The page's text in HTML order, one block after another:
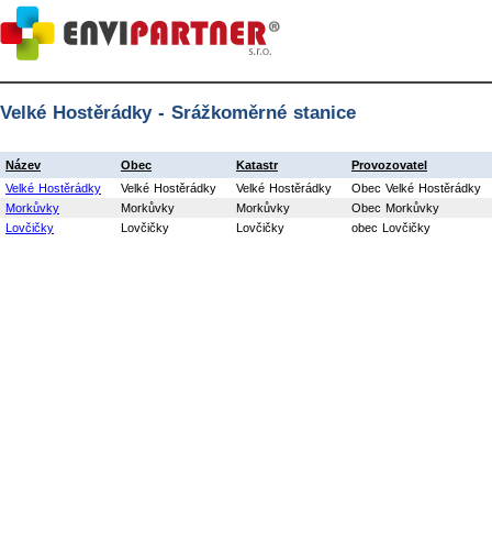
Velké Hostěrádky - Srážkoměrné stanice
Název Obec Katastr
Provozovatel
Velké Hostěrádky
Velké Hostěrádky Velké Hostěrádky
Obec Velké Hostěrádky
Morkůvky
Morkůvky Morkůvky
Obec Morkůvky
Lovčičky
Lovčičky Lovčičky obec Lovčičky